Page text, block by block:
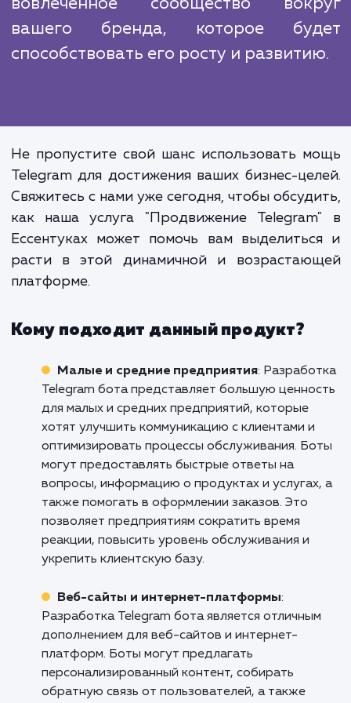
прочное сообщество вокруг вашего
котором люди могут делиться своими
и идеями, участвовать в
Продвижение в Telegram - это
только способ увеличить
аудиторию и
взаимодействие. Это также
вам создать мощное,
вашего бренда, которое
способствовать его росту и
Не пропустите свой шанс использовать
Telegram для достижения ваших бизнес-
Свяжитесь с нами уже сегодня, чтобы
как наша услуга "Продвижение
расти в этой динамичной и
платформе.
Кому подходит данный продукт?